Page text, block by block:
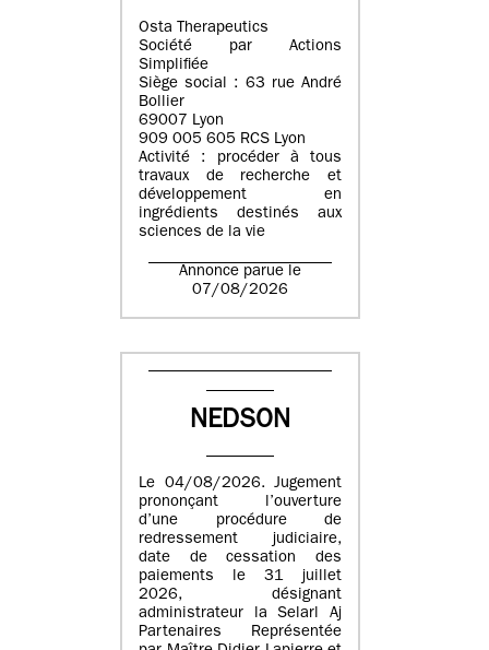
Osta Therapeutics
Société par Actions
Simplifiée
Siège social : 63 rue André
Bollier
69007 Lyon
909 005 605 RCS Lyon
Activité : procéder à tous
travaux de recherche et
développement en
ingrédients destinés aux
sciences de la vie
Annonce parue le
07/08/2026
NEDSON
Le 04/08/2026. Jugement
prononçant l’ouverture
d’une procédure de
redressement judiciaire,
date de cessation des
paiements le 31 juillet
2026, désignant
administrateur la Selarl Aj
Partenaires Représentée